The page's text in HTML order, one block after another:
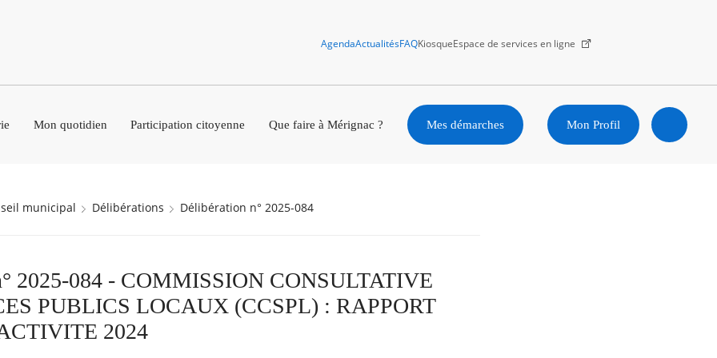
AgendaActualitésFAQKiosqueEspace de services en ligne
Mon quotidien Participation citoyenne Que faire à Mérignac ? Mes démarches Mon Profil
municipal Délibérations Délibération n° 2025-084
2025-084 - COMMISSION CONSULTATIVE
PUBLICS LOCAUX (CCSPL) : RAPPORT
2024